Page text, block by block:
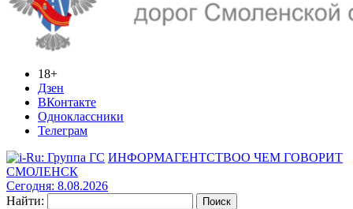
18+
Дзен
ВКонтакте
Одноклассники
Телеграм
ИНФОРМАГЕНТСТВОО ЧЕМ ГОВОРИТ
СМОЛЕНСК
Сегодня: 8.08.2026
Найти: